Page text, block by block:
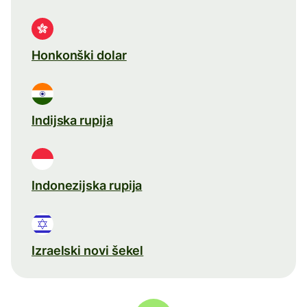
Honkonški dolar
Indijska rupija
Indonezijska rupija
Izraelski novi šekel